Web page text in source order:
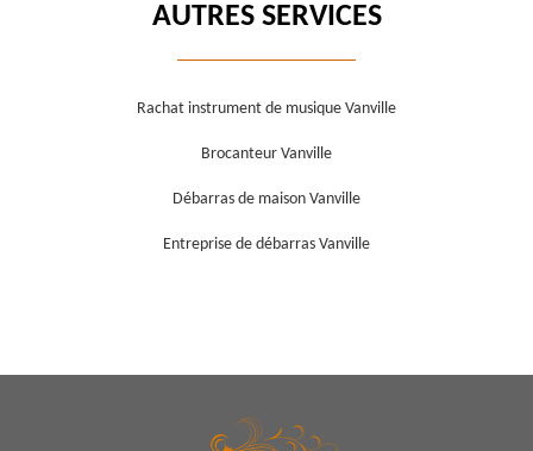
AUTRES SERVICES
Rachat instrument de musique Vanville
Brocanteur Vanville
Débarras de maison Vanville
Entreprise de débarras Vanville